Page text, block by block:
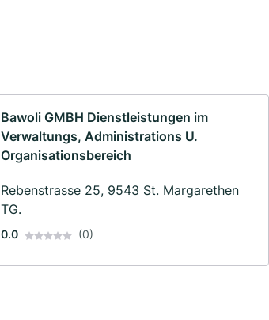
Bawoli GMBH Dienstleistungen im
Verwaltungs, Administrations U.
Organisationsbereich
Rebenstrasse 25, 9543 St. Margarethen
TG.
0.0 (0)